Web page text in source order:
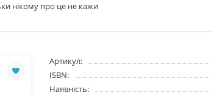
нікому про це не кажи
Артикул:
ISBN:
Наявність: